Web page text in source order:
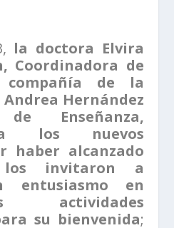
la doctora Elvira
Coordinadora de
de la
Hernández
Enseñanza,
los nuevos
haber alcanzado
invitaron a
entusiasmo en
su bienvenida;